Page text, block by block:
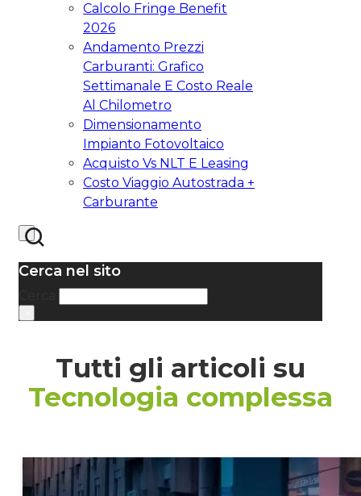
Calcolo Fringe Benefit
2026
Andamento Prezzi
Carburanti: Grafico
Settimanale E Costo Reale
Al Chilometro
Dimensionamento
Impianto Fotovoltaico
Acquisto Vs NLT E Leasing
Costo Viaggio Autostrada +
Carburante
Cerca nel sito
Tutti gli articoli su
Tecnologia complessa